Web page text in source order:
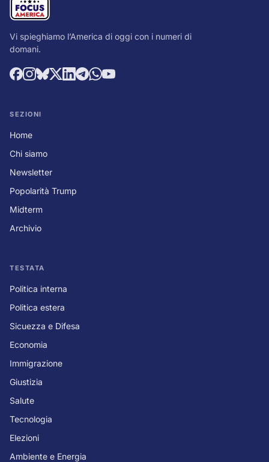
Vi spieghiamo l’America di oggi con i numeri di
domani.
SEZIONI
Home
Chi siamo
Newsletter
Popolarità Trump
Midterm
Archivio
TESTATA
Politica interna
Politica estera
Sicuezza e Difesa
Economia
Immigrazione
Giustizia
Salute
Tecnologia
Elezioni
Ambiente e Energia